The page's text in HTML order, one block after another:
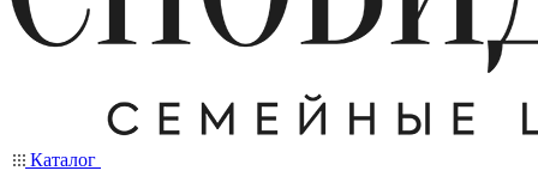
Каталог